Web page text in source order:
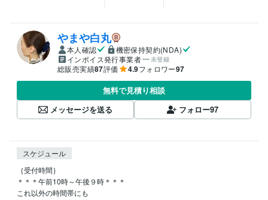
やまや白丸
本人確認
機密保持契約(NDA)
インボイス発行事業者
未登録
総販売実績87評価 4.9フォロワー97
無料で見積り相談
メッセージを送る
フォロー97
スケジュール
｛受付時間｝
＊＊＊午前10時～午後９時＊＊＊
これ以外の時間帯にも